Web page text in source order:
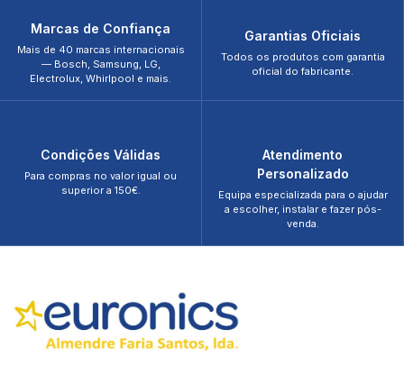
Marcas de Confiança
Mais de 40 marcas internacionais
— Bosch, Samsung, LG,
Electrolux, Whirlpool e mais.
Garantias Oficiais
Todos os produtos com garantia
oficial do fabricante.
Condições Válidas
Para compras no valor igual ou
superior a 150€.
Atendimento
Personalizado
Equipa especializada para o ajudar
a escolher, instalar e fazer pós-
venda.